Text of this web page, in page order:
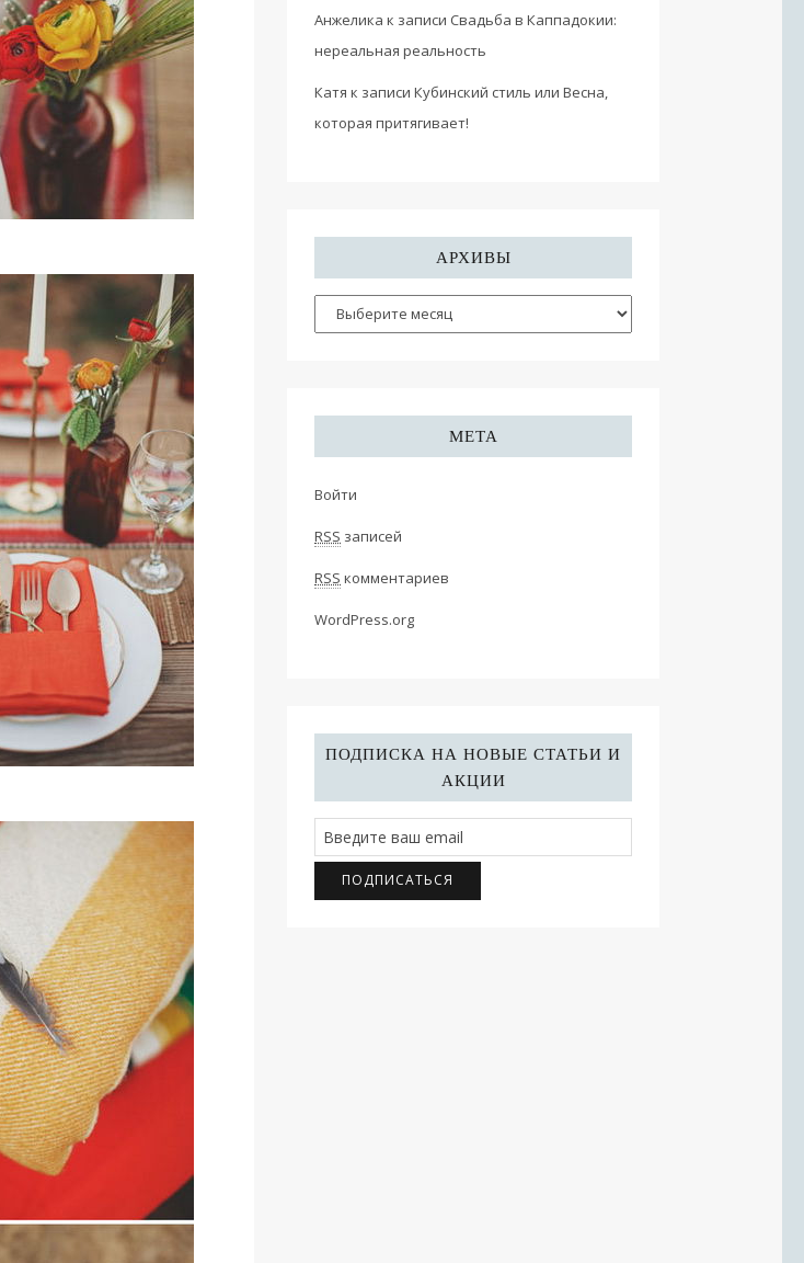
Анжелика к записи Свадьба в Каппадокии:
нереальная реальность
Катя к записи Кубинский стиль или Весна,
которая притягивает!
АРХИВЫ
МЕТА
Войти
RSS записей
RSS комментариев
WordPress.org
ПОДПИСКА НА НОВЫЕ СТАТЬИ И
АКЦИИ